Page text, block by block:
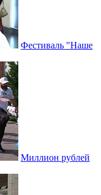
Фестиваль "Наше
Миллион рублей